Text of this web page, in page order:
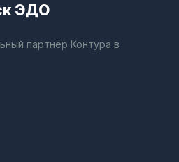
ЭДО
партнёр Контура в